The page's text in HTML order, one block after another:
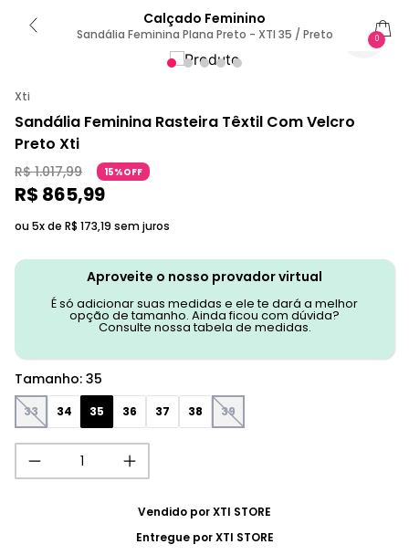
Calçado Feminino
Sandália Feminina Plana Preto - XTI 35 / Preto 0
Xti
Sandália Feminina Rasteira Têxtil Com Velcro
Preto Xti
R$ 1.017,99 15%OFF
R$ 865,99
ou 5x de R$ 173,19 sem juros
Aproveite o nosso provador virtual
É só adicionar suas medidas e ele te dará a melhor
opção de tamanho. Ainda ficou com dúvida?
Consulte nossa tabela de medidas.
Tamanho: 35
33 34 35 36 37 38 39
Vendido porXTI STORE
Entregue porXTI STORE